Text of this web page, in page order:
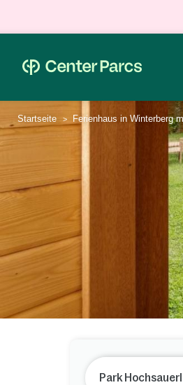
Startseite Ferienhaus in Winterberg
Park